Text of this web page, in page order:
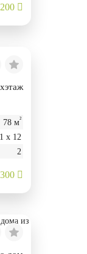
78 м²
х 12
2